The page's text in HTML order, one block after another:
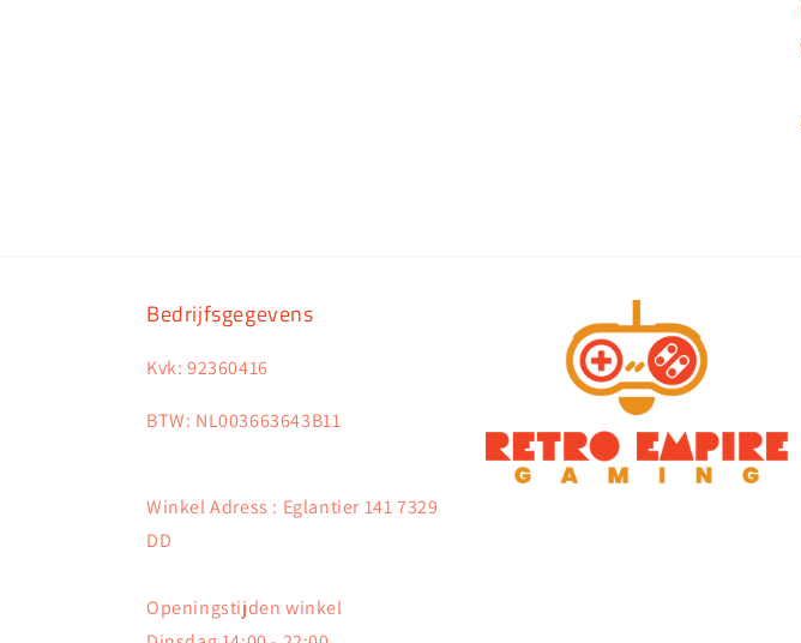
Bedrijfsgegevens
Kvk: 92360416
BTW: NL003663643B11
Winkel Adress : Eglantier 141 7329
DD
Openingstijden winkel